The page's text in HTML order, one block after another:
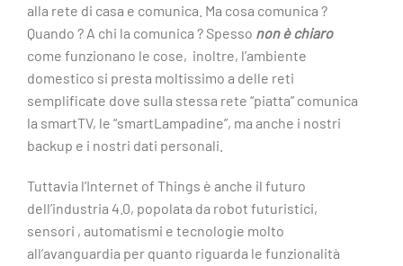
alla rete di casa e comunica. Ma cosa comunica ?
Quando ? A chi la comunica ? Spesso non è chiaro
come funzionano le cose, inoltre, l’ambiente
domestico si presta moltissimo a delle reti
semplificate dove sulla stessa rete “piatta” comunica
la smartTV, le “smartLampadine”, ma anche i nostri
backup e i nostri dati personali.
Tuttavia l’Internet of Things è anche il futuro
dell’industria 4.0, popolata da robot futuristici,
sensori , automatismi e tecnologie molto
all’avanguardia per quanto riguarda le funzionalità